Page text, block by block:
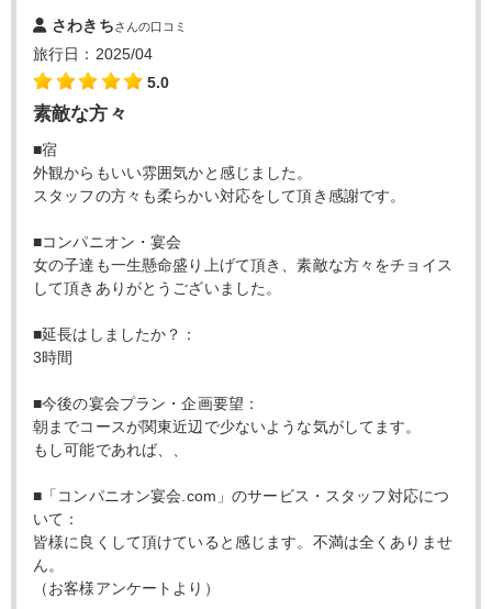
さわきちさんの口コミ
旅行日：2025/04
5.0
素敵な方々
■宿
外観からもいい雰囲気かと感じました。
スタッフの方々も柔らかい対応をして頂き感謝です。
■コンパニオン・宴会
女の子達も一生懸命盛り上げて頂き、素敵な方々をチョイス
して頂きありがとうございました。
■延長はしましたか？：
3時間
■今後の宴会プラン・企画要望：
朝までコースが関東近辺で少ないような気がしてます。
もし可能であれば、、
■「コンパニオン宴会.com」のサービス・スタッフ対応につ
いて：
皆様に良くして頂けていると感じます。不満は全くありませ
ん。
（お客様アンケートより）